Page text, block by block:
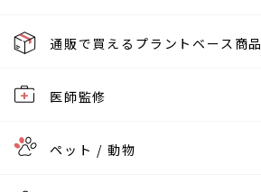
通販で買えるプラントベース商品
医師監修
ペット / 動物